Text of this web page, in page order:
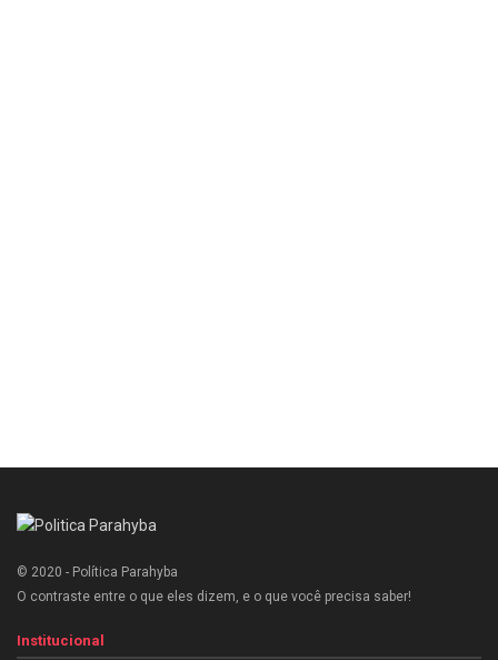
© 2020 - Política Parahyba
O contraste entre o que eles dizem, e o que você precisa saber!
Institucional